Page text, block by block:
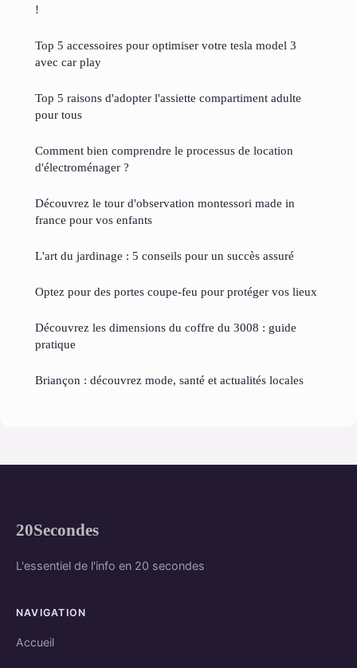
!
Top 5 accessoires pour optimiser votre tesla model 3
avec car play
Top 5 raisons d'adopter l'assiette compartiment adulte
pour tous
Comment bien comprendre le processus de location
d'électroménager ?
Découvrez le tour d'observation montessori made in
france pour vos enfants
L'art du jardinage : 5 conseils pour un succès assuré
Optez pour des portes coupe-feu pour protéger vos lieux
Découvrez les dimensions du coffre du 3008 : guide
pratique
Briançon : découvrez mode, santé et actualités locales
20Secondes
L'essentiel de l'info en 20 secondes
NAVIGATION
Accueil